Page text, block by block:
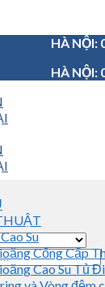
HÀ NỘI:
HÀ NỘI:
Su
Cống Cấp
Cao Su Tủ